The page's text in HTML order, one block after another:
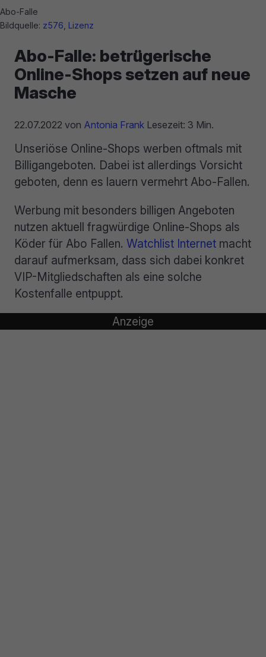
Abo-Falle
Bildquelle: z576 Lizenz
Abo-Falle: betrügerische
Online-Shops setzen auf neue
Masche
22.07.2022 von Antonia Frank Lesezeit: 3 Min.
Unseriöse Online-Shops werben oftmals mit
Billigangeboten. Dabei ist allerdings Vorsicht
geboten, denn es lauern vermehrt Abo-Fallen.
Werbung mit besonders billigen Angeboten
nutzen aktuell fragwürdige Online-Shops als
Köder für Abo Fallen. Watchlist Internet macht
darauf aufmerksam, dass sich dabei konkret
VIP-Mitgliedschaften als eine solche
Kostenfalle entpuppt.